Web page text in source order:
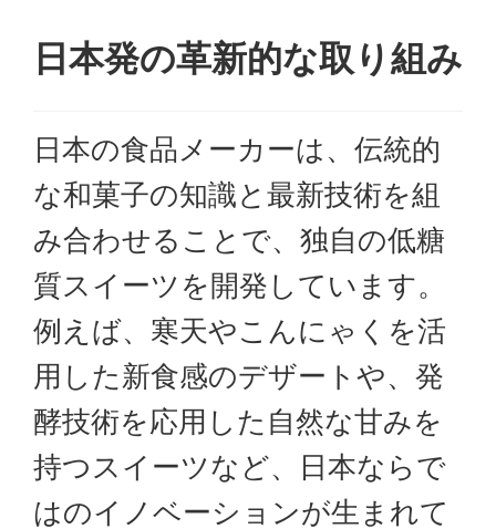
日本発の革新的な取り組み
日本の食品メーカーは、伝統的
な和菓子の知識と最新技術を組
み合わせることで、独自の低糖
質スイーツを開発しています。
例えば、寒天やこんにゃくを活
用した新食感のデザートや、発
酵技術を応用した自然な甘みを
持つスイーツなど、日本ならで
はのイノベーションが生まれて